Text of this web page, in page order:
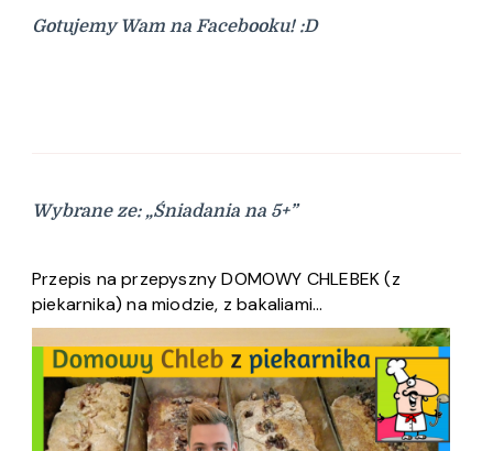
Gotujemy Wam na Facebooku! :D
Wybrane ze: „Śniadania na 5+”
Przepis na przepyszny DOMOWY CHLEBEK (z
piekarnika) na miodzie, z bakaliami…